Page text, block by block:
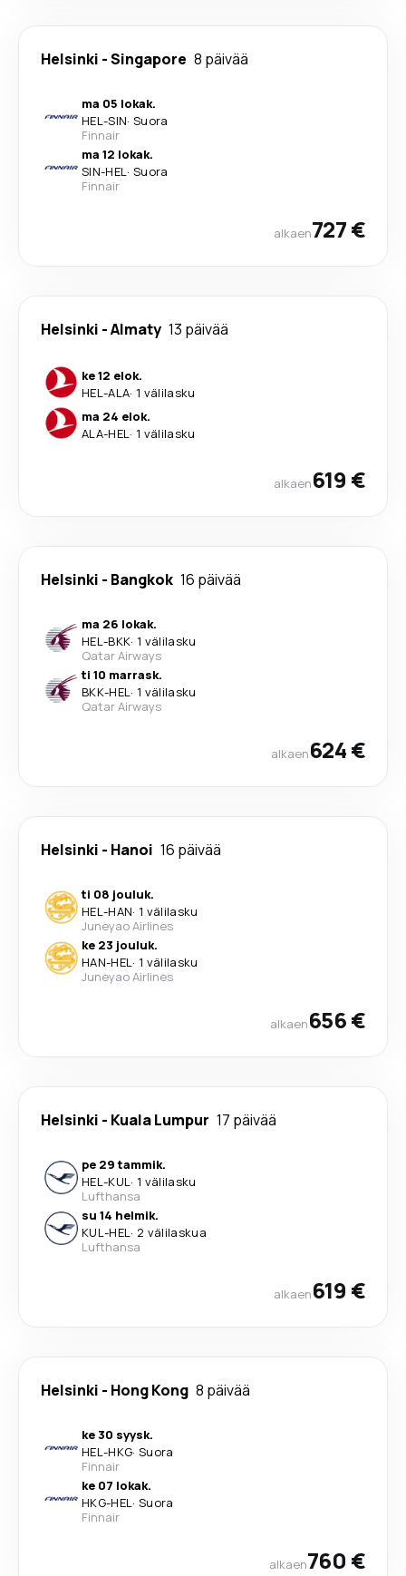
Helsinki -Singapore 8 päivää
ma 05 lokak.
HEL-SIN· Suora
Finnair
ma 12 lokak.
SIN-HEL· Suora
Finnair
alkaen727 €
Helsinki -Almaty 13 päivää
ke 12 elok.
HEL-ALA· 1 välilasku
ma 24 elok.
ALA-HEL· 1 välilasku
alkaen619 €
Helsinki - Bangkok 16 päivää
ma 26 lokak.
HEL-BKK· 1 välilasku
Qatar Airways
ti 10 marrask.
BKK-HEL· 1 välilasku
Qatar Airways
alkaen624 €
Helsinki - Hanoi 16 päivää
ti 08 jouluk.
HEL-HAN· 1 välilasku
Juneyao Airlines
ke 23 jouluk.
HAN-HEL· 1 välilasku
Juneyao Airlines
alkaen656 €
Helsinki - Kuala Lumpur 17 päivää
pe 29 tammik.
HEL-KUL· 1 välilasku
Lufthansa
su 14 helmik.
KUL-HEL· 2 välilaskua
Lufthansa
alkaen619 €
Helsinki - Hong Kong 8 päivää
ke 30 syysk.
HEL-HKG· Suora
Finnair
ke 07 lokak.
HKG-HEL· Suora
Finnair
alkaen760 €